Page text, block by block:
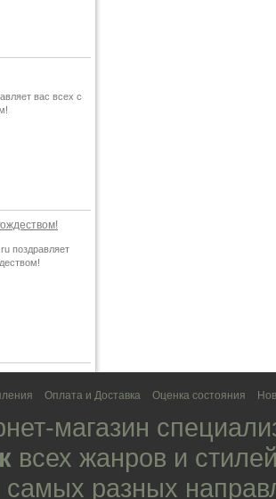
вас всех с
поздравляет
Оплата и Доставка Оценка состояния
магазин
всех жанров и
самых разных